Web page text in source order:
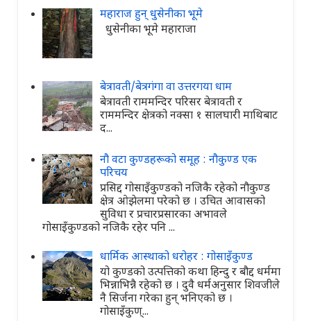
महाराज हुन् धुसेनीका भूमे
धुसेनीका भूमे महाराजा
बेत्रावती/बेत्रगंगा वा उत्तरगया धाम
बेत्रावती राममन्दिर परिसर बेत्रावती र
राममन्दिर क्षेत्रको नक्सा १ सालघारी माथिबाट
द...
नौ वटा कुण्डहरूको समूह : नौकुण्ड एक
परिचय
प्रसिद्द गोसाइँकुण्डको नजिकै रहेको नौकुण्ड
क्षेत्र ओझेलमा परेको छ । उचित आवासको
सुविधा र प्रचारप्रसारका अभावले
गोसाइँकुण्डको नजिकै रहेर पनि ...
धार्मिक आस्थाको धरोहर : गोसाइँकुण्ड
यो कुण्डको उत्पत्तिको कथा हिन्दु र बौद्द धर्ममा
भिन्नाभिन्नै रहेको छ । दुवै धर्मअनुसार शिवजीले
नै सिर्जना गरेका हुन् भनिएको छ ।
गोसाइँकुण्...